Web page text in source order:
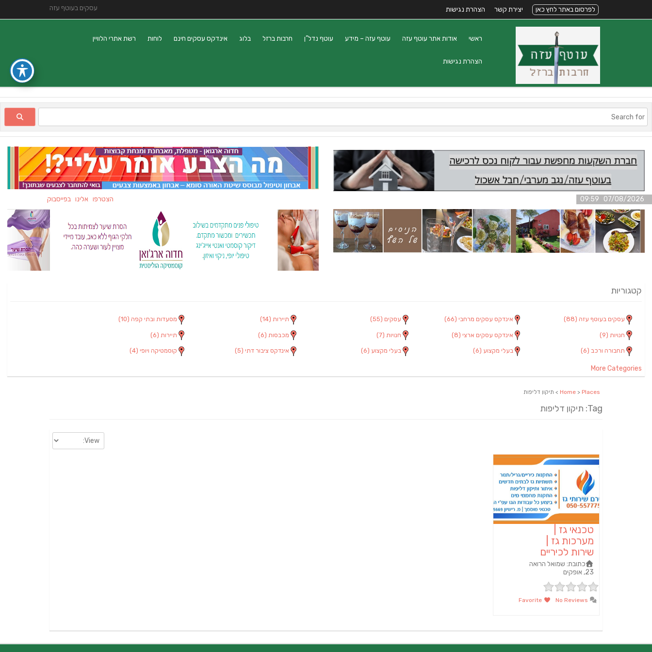
עסקים בעוטף עזה לפרסום באתר לחץ כאן יצירת קשר הצהרת נגישות
ראשי אודות אתר עוטף עזה עוטף עזה – מידע עוטף נדל”ן חרבות ברזל בלוג אינדקס עסקים חינם לוחות רשת אתרי הלוויין
הצהרת נגישות
07/08/2026 09:59 הצטרפו אלינו בפייסבוק
קטגוריות
עסקים בעוטף עזה (88) אינדקס עסקים מרחבי (66) עסקים (55) תיירות (14) מסעדות ובתי קפה (10)
חנויות (9) אינדקס עסקים ארצי (8) חנויות (7) מכבסות (6) תיירות (6)
תחבורה ורכב (6) בעלי מקצוע (6) בעלי מקצוע (6) אינדקס ציבור דתי (5) קוסמטיקה ויופי (4)
More Categories
Home > Places > תיקון דליפות
Tag: תיקון דליפות
טכנאי גז |
מערכות גז |
שירות לכיריים
כתובת: שמואל הרואה
23, אופקים